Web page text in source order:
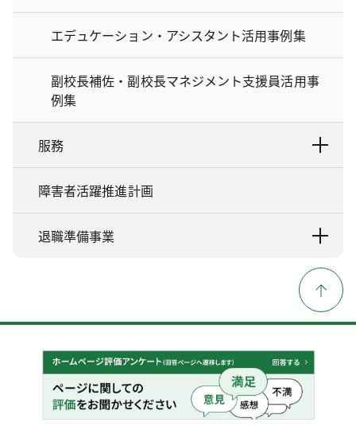
エデュケーション・アシスタント活用事例集
副校長補佐・副校長マネジメント支援員活用事
例集
服務
障害者活躍推進計画
退職準備事業